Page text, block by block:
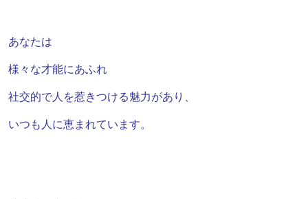
あなたは
様々な才能にあふれ
社交的で人を惹きつける魅力があり、
いつも人に恵まれています。